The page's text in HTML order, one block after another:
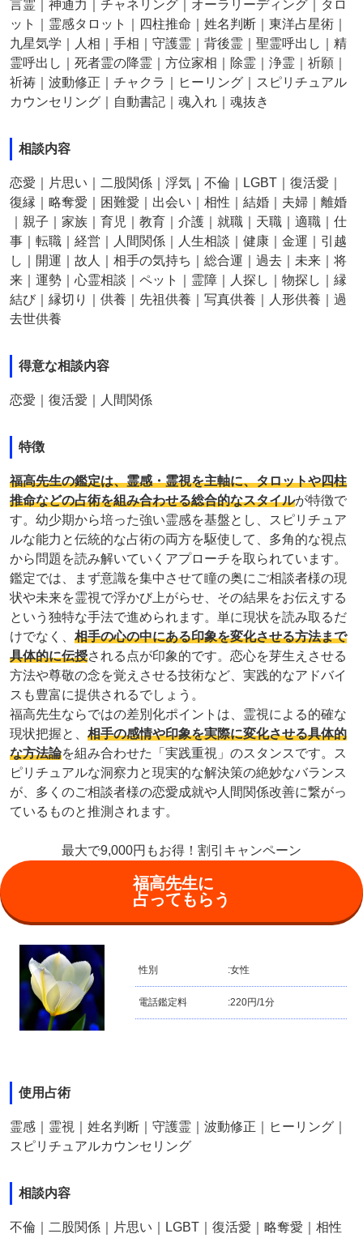
言霊｜神通力｜チャネリング｜オーラリーディング｜タロ
ット｜霊感タロット｜四柱推命｜姓名判断｜東洋占星術｜
九星気学｜人相｜手相｜守護霊｜背後霊｜聖霊呼出し｜精
霊呼出し｜死者霊の降霊｜方位家相｜除霊｜浄霊｜祈願｜
祈祷｜波動修正｜チャクラ｜ヒーリング｜スピリチュアル
カウンセリング｜自動書記｜魂入れ｜魂抜き
相談内容
恋愛｜片思い｜二股関係｜浮気｜不倫｜LGBT｜復活愛｜
復縁｜略奪愛｜困難愛｜出会い｜相性｜結婚｜夫婦｜離婚
｜親子｜家族｜育児｜教育｜介護｜就職｜天職｜適職｜仕
事｜転職｜経営｜人間関係｜人生相談｜健康｜金運｜引越
し｜開運｜故人｜相手の気持ち｜総合運｜過去｜未来｜将
来｜運勢｜心霊相談｜ペット｜霊障｜人探し｜物探し｜縁
結び｜縁切り｜供養｜先祖供養｜写真供養｜人形供養｜過
去世供養
得意な相談内容
恋愛｜復活愛｜人間関係
特徴
福高先生の鑑定は、霊感・霊視を主軸に、タロットや四柱
推命などの占術を組み合わせる総合的なスタイルが特徴で
す。幼少期から培った強い霊感を基盤とし、スピリチュア
ルな能力と伝統的な占術の両方を駆使して、多角的な視点
から問題を読み解いていくアプローチを取られています。
鑑定では、まず意識を集中させて瞳の奥にご相談者様の現
状や未来を霊視で浮かび上がらせ、その結果をお伝えする
という独特な手法で進められます。単に現状を読み取るだ
けでなく、 相手の心の中にある印象を変化させる方法まで
具体的に伝授される点が印象的です。恋心を芽生えさせる
方法や尊敬の念を覚えさせる技術など、実践的なアドバイ
スも豊富に提供されるでしょう。
福高先生ならではの差別化ポイントは、霊視による的確な
現状把握と、 相手の感情や印象を実際に変化させる具体的
な方法論を組み合わせた「実践重視」のスタンスです。ス
ピリチュアルな洞察力と現実的な解決策の絶妙なバランス
が、多くのご相談者様の恋愛成就や人間関係改善に繋がっ
ているものと推測されます。
最大で9,000円もお得！割引キャンペーン
福高先生に
占ってもらう
性別 :女性
電話鑑定料 :220円/1分
使用占術
霊感｜霊視｜姓名判断｜守護霊｜波動修正｜ヒーリング｜
スピリチュアルカウンセリング
相談内容
不倫｜二股関係｜片思い｜LGBT｜復活愛｜略奪愛｜相性